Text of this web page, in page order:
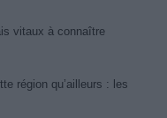
vitaux à connaître
région qu’ailleurs : les